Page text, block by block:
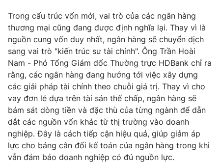
Trong cấu trúc vốn mới, vai trò của các ngân hàng
thương mại cũng đang được định nghĩa lại. Thay vì là
nguồn cung vốn duy nhất, ngân hàng sẽ chuyển dịch
sang vai trò "kiến trúc sư tài chính". Ông Trần Hoài
Nam - Phó Tổng Giám đốc Thường trực HDBank chỉ ra
rằng, các ngân hàng đang hướng tới việc xây dựng
các giải pháp tài chính theo chuỗi giá trị. Thay vì cho
vay đơn lẻ dựa trên tài sản thế chấp, ngân hàng sẽ
bám sát dòng tiền và đặc thù của từng ngành để dẫn
dắt các nguồn vốn khác từ thị trường vào doanh
nghiệp. Đây là cách tiếp cận hiệu quả, giúp giảm áp
lực cho bảng cân đối kế toán của ngân hàng trong khi
vẫn đảm bảo doanh nghiệp có đủ nguồn lực.